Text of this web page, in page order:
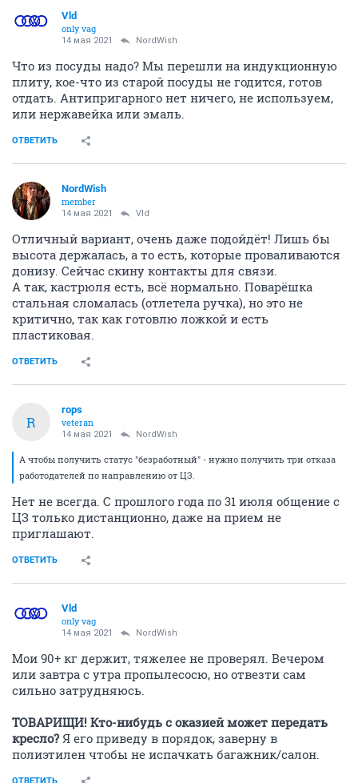
Vld
only vag
14 мая 2021 NordWish
Что из посуды надо? Мы перешли на индукционную
плиту, кое-что из старой посуды не годится, готов
отдать. Антипригарного нет ничего, не используем,
или нержавейка или эмаль.
ОТВЕТИТЬ
NordWish
member
14 мая 2021 Vld
Отличный вариант, очень даже подойдёт! Лишь бы
высота держалась, а то есть, которые проваливаются
донизу. Сейчас скину контакты для связи.
А так, кастрюля есть, всё нормально. Поварёшка
стальная сломалась (отлетела ручка), но это не
критично, так как готовлю ложкой и есть
пластиковая.
ОТВЕТИТЬ
R
rops
veteran
14 мая 2021 NordWish
А чтобы получить статус "безработный" - нужно получить три отказа
работодателей по направлению от ЦЗ.
Нет не всегда. С прошлого года по 31 июля общение с
ЦЗ только дистанционно, даже на прием не
приглашают.
ОТВЕТИТЬ
Vld
only vag
14 мая 2021 NordWish
Мои 90+ кг держит, тяжелее не проверял. Вечером
или завтра с утра пропылесосю, но отвезти сам
сильно затрудняюсь.
ТОВАРИЩИ! Кто-нибудь с оказией может передать
кресло? Я его приведу в порядок, заверну в
полиэтилен чтобы не испачкать багажник/салон.